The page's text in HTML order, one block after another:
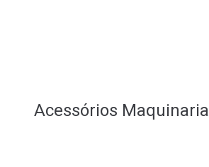
Acessórios Maquinaria